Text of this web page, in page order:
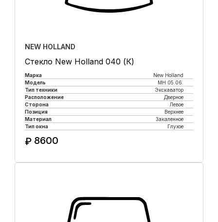
NEW HOLLAND
Стекло New Holland 040 (К)
Марка
New Holland
Модель
MH 05.06.
Тип техники
Экскаватор
Расположение
Дверное
Сторона
Левое
Позиция
Верхнее
Материал
Закаленное
Тип окна
Глухое
₽ 8600